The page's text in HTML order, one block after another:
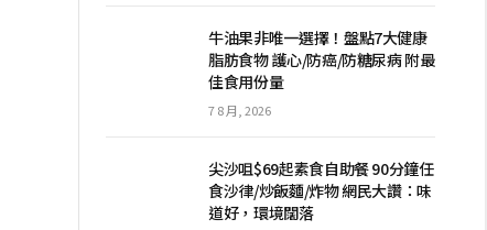
牛油果非唯一選擇！盤點7大健康
脂肪食物 護心/防癌/防糖尿病 附最
佳食用份量
7 8 月, 2026
尖沙咀$69起素食自助餐 90分鐘任
食沙律/炒飯麵/炸物 網民大讚：味
道好，環境闊落